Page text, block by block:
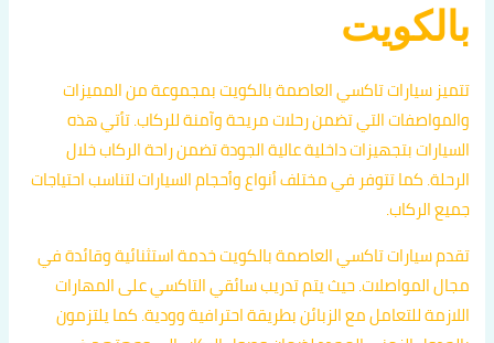
بالكويت
تتميز سيارات تاكسي العاصمة بالكويت بمجموعة من المميزات
والمواصفات التي تضمن رحلات مريحة وآمنة للركاب. تأتي هذه
السيارات بتجهيزات داخلية عالية الجودة تضمن راحة الركاب خلال
الرحلة. كما تتوفر في مختلف أنواع وأحجام السيارات لتناسب احتياجات
جميع الركاب.
تقدم سيارات تاكسي العاصمة بالكويت خدمة استثنائية وقائدة في
مجال المواصلات. حيث يتم تدريب سائقي التاكسي على المهارات
اللازمة للتعامل مع الزبائن بطريقة احترافية وودية. كما يلتزمون